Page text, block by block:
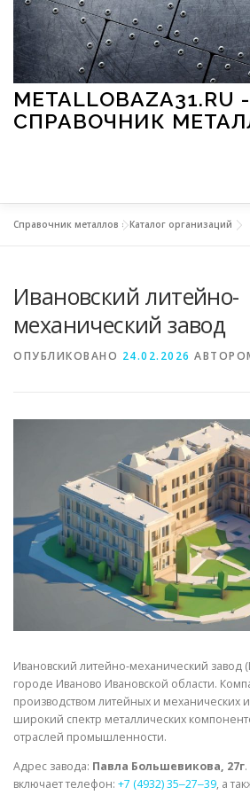
Перейти к содержимому
METALLOBAZA31.RU -
СПРАВОЧНИК
МЕТАЛЛЫ И ОКРУЖАЮЩАЯ СРЕДА
СВОЙСТВА МЕТАЛЛОВ
СТАТЬИ
Справочник металлов »Каталог организаций
Ивановский литейно-
механический завод
ОПУБЛИКОВАНО 24.02.2026
Ивановский литейно-механический
городе Иваново Ивановской области.
производством литейных и механических
широкий спектр металлических
отраслей промышленности.
Адрес завода: Павла Большевикова, 27г
включает телефон: +7 (4932) 35‒27‒39, а